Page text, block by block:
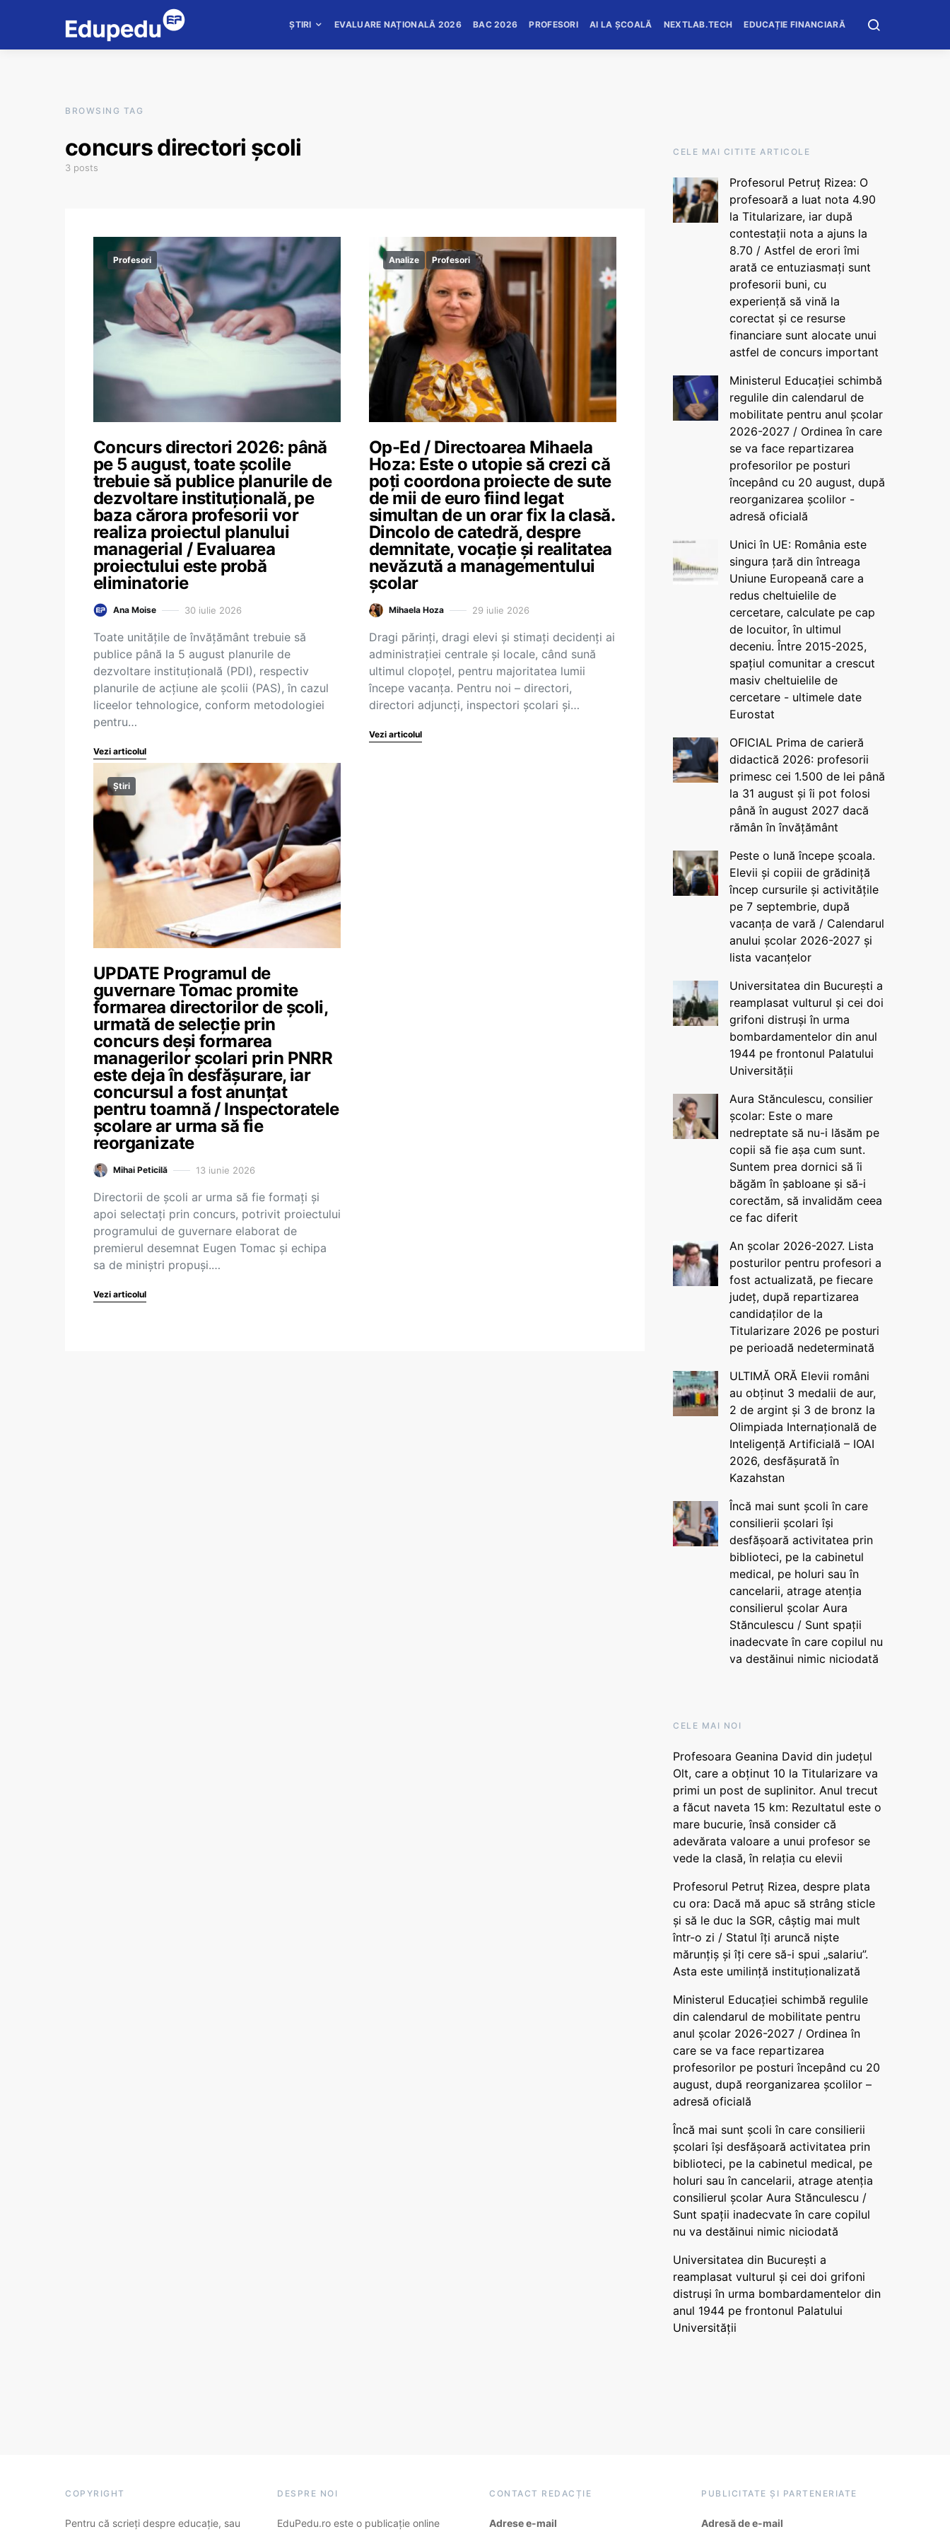
ȘTIRI EVALUARE NAȚIONALĂ 2026 BAC 2026 PROFESORI AI LA ȘCOALĂ NEXTLAB.TECH EDUCAȚIE FINANCIARĂ
BROWSING TAG
concurs directori școli
3 posts
Profesori
Concurs directori 2026: până
pe 5 august, toate școlile
trebuie să publice planurile de
dezvoltare instituțională, pe
baza cărora profesorii vor
realiza proiectul planului
managerial / Evaluarea
proiectului este probă
eliminatorie
Ana Moise 30 iulie 2026
Toate unitățile de învățământ trebuie să
publice până la 5 august planurile de
dezvoltare instituțională (PDI), respectiv
planurile de acțiune ale școlii (PAS), în cazul
liceelor tehnologice, conform metodologiei
pentru…
Vezi articolul
Analize Profesori
Op-Ed / Directoarea Mihaela
Hoza: Este o utopie să crezi că
poți coordona proiecte de sute
de mii de euro fiind legat
simultan de un orar fix la clasă.
Dincolo de catedră, despre
demnitate, vocație și realitatea
nevăzută a managementului
școlar
Mihaela Hoza 29 iulie 2026
Dragi părinți, dragi elevi și stimați decidenți ai
administrației centrale și locale, când sună
ultimul clopoțel, pentru majoritatea lumii
începe vacanța. Pentru noi – directori,
directori adjuncți, inspectori școlari și…
Vezi articolul
Știri
UPDATE Programul de
guvernare Tomac promite
formarea directorilor de școli,
urmată de selecție prin
concurs deși formarea
managerilor școlari prin PNRR
este deja în desfășurare, iar
concursul a fost anunțat
pentru toamnă / Inspectoratele
școlare ar urma să fie
reorganizate
Mihai Peticilă 13 iunie 2026
Directorii de școli ar urma să fie formați și
apoi selectați prin concurs, potrivit proiectului
programului de guvernare elaborat de
premierul desemnat Eugen Tomac și echipa
sa de miniștri propuși.…
Vezi articolul
CELE MAI CITITE ARTICOLE
Profesorul Petruț Rizea: O
profesoară a luat nota 4.90
la Titularizare, iar după
contestații nota a ajuns la
8.70 / Astfel de erori îmi
arată ce entuziasmați sunt
profesorii buni, cu
experiență să vină la
corectat și ce resurse
financiare sunt alocate unui
astfel de concurs important
Ministerul Educației schimbă
regulile din calendarul de
mobilitate pentru anul școlar
2026-2027 / Ordinea în care
se va face repartizarea
profesorilor pe posturi
începând cu 20 august, după
reorganizarea școlilor -
adresă oficială
Unici în UE: România este
singura țară din întreaga
Uniune Europeană care a
redus cheltuielile de
cercetare, calculate pe cap
de locuitor, în ultimul
deceniu. Între 2015-2025,
spațiul comunitar a crescut
masiv cheltuielile de
cercetare - ultimele date
Eurostat
OFICIAL Prima de carieră
didactică 2026: profesorii
primesc cei 1.500 de lei până
la 31 august și îi pot folosi
până în august 2027 dacă
rămân în învățământ
Peste o lună începe școala.
Elevii și copiii de grădiniță
încep cursurile și activitățile
pe 7 septembrie, după
vacanța de vară / Calendarul
anului școlar 2026-2027 și
lista vacanțelor
Universitatea din București a
reamplasat vulturul și cei doi
grifoni distruși în urma
bombardamentelor din anul
1944 pe frontonul Palatului
Universității
Aura Stănculescu, consilier
școlar: Este o mare
nedreptate să nu-i lăsăm pe
copii să fie așa cum sunt.
Suntem prea dornici să îi
băgăm în șabloane și să-i
corectăm, să invalidăm ceea
ce fac diferit
An școlar 2026-2027. Lista
posturilor pentru profesori a
fost actualizată, pe fiecare
județ, după repartizarea
candidaților de la
Titularizare 2026 pe posturi
pe perioadă nedeterminată
ULTIMĂ ORĂ Elevii români
au obținut 3 medalii de aur,
2 de argint și 3 de bronz la
Olimpiada Internațională de
Inteligență Artificială – IOAI
2026, desfășurată în
Kazahstan
Încă mai sunt școli în care
consilierii școlari își
desfășoară activitatea prin
biblioteci, pe la cabinetul
medical, pe holuri sau în
cancelarii, atrage atenția
consilierul școlar Aura
Stănculescu / Sunt spații
inadecvate în care copilul nu
va destăinui nimic niciodată
CELE MAI NOI
Profesoara Geanina David din județul
Olt, care a obținut 10 la Titularizare va
primi un post de suplinitor. Anul trecut
a făcut naveta 15 km: Rezultatul este o
mare bucurie, însă consider că
adevărata valoare a unui profesor se
vede la clasă, în relația cu elevii
Profesorul Petruț Rizea, despre plata
cu ora: Dacă mă apuc să strâng sticle
și să le duc la SGR, câștig mai mult
într-o zi / Statul îți aruncă niște
mărunțiș și îți cere să-i spui „salariu”.
Asta este umilință instituționalizată
Ministerul Educației schimbă regulile
din calendarul de mobilitate pentru
anul școlar 2026-2027 / Ordinea în
care se va face repartizarea
profesorilor pe posturi începând cu 20
august, după reorganizarea școlilor –
adresă oficială
Încă mai sunt școli în care consilierii
școlari își desfășoară activitatea prin
biblioteci, pe la cabinetul medical, pe
holuri sau în cancelarii, atrage atenția
consilierul școlar Aura Stănculescu /
Sunt spații inadecvate în care copilul
nu va destăinui nimic niciodată
Universitatea din București a
reamplasat vulturul și cei doi grifoni
distruși în urma bombardamentelor din
anul 1944 pe frontonul Palatului
Universității
COPYRIGHT
Pentru că scrieți despre educație, sau
DESPRE NOI
EduPedu.ro este o publicație online
CONTACT REDACȚIE
Adrese e-mail
PUBLICITATE ȘI PARTENERIATE
Adresă de e-mail